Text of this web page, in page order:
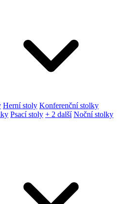
Herní stoly Konferenční stolky
Psací stoly + 2 další Noční stolky